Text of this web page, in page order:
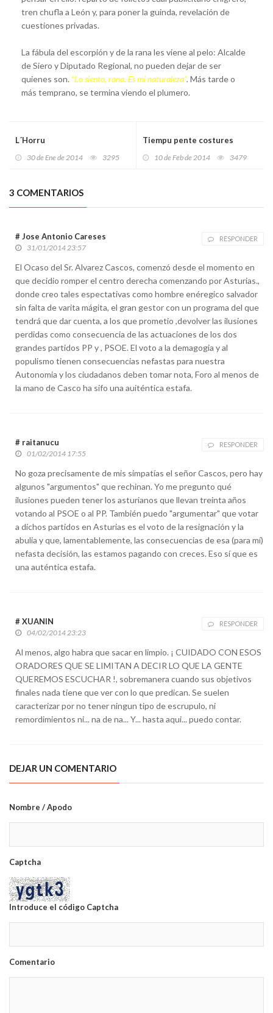
tren chufla a León y, para poner la guinda, revelación de
cuestiones privadas.
La fábula del escorpión y de la rana les viene al pelo: Alcalde
de Siero y Diputado Regional, no pueden dejar de ser
quienes son. “Lo siento, rana. Es mi naturaleza”. Más tarde o
más temprano, se termina viendo el plumero.
L´Horru
30 de Ene de 2014 3295
Tiempu pente costures
10 de Feb de 2014 3479
3 COMENTARIOS
# Jose Antonio Careses RESPONDER
31/01/2014 23:57
El Ocaso del Sr. Alvarez Cascos, comenzó desde el momento en
que decidio romper el centro derecha comenzando por Asturias.,
donde creo tales espectativas como hombre enéregico salvador
sin falta de varita mágita, el gran gestor con un programa del que
tendrá que dar cuenta, a los que prometio ,devolver las ilusiones
perdidas como consecuencia de las actuaciones de los dos
grandes partidos PP y , PSOE. El voto a la demagogia y al
populismo tienen consecuencias nefastas para nuestra
Autonomia y los ciudadanos deben tomar nota, Foro al menos de
la mano de Casco ha sifo una auiténtica estafa.
# raitanucu RESPONDER
01/02/2014 17:55
No goza precisamente de mis simpatías el señor Cascos, pero hay
algunos "argumentos" que rechinan. Yo me pregunto qué
ilusiones pueden tener los asturianos que llevan treinta años
votando al PSOE o al PP. También puedo "argumentar" que votar
a dichos partidos en Asturias es el voto de la resignación y la
abulia y que, lamentablemente, las consecuencias de esa (para mí)
nefasta decisión, las estamos pagando con creces. Eso sí que es
una auténtica estafa.
# XUANIN RESPONDER
04/02/2014 23:23
Al menos, algo habra que sacar en limpio. ¡ CUIDADO CON ESOS
ORADORES QUE SE LIMITAN A DECIR LO QUE LA GENTE
QUEREMOS ESCUCHAR !, sobremanera cuando sus objetivos
finales nada tiene que ver con lo que predican. Se suelen
caracterizar por no tener ningun tipo de escrupulo, ni
remordimientos ni... na de na... Y... hasta aqui... puedo contar.
DEJAR UN COMENTARIO
Nombre / Apodo
Captcha
Introduce el código Captcha
Comentario